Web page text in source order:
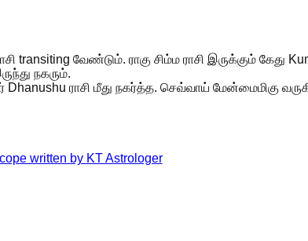
transiting வேண்டும். ராகு சிம்ம ராசி இருக்கும் கேது
நகரும்.
ராசி மீது நகர்த்த. செவ்வாய் மேன்மைமிகு